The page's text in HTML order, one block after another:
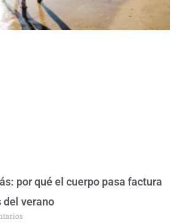
por qué el cuerpo pasa factura
verano